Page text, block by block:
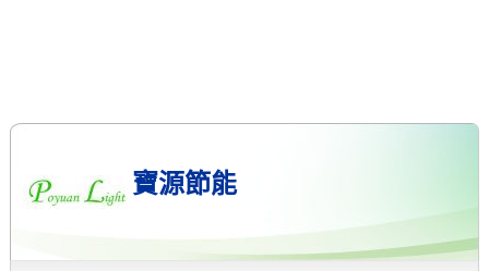
寶源節能